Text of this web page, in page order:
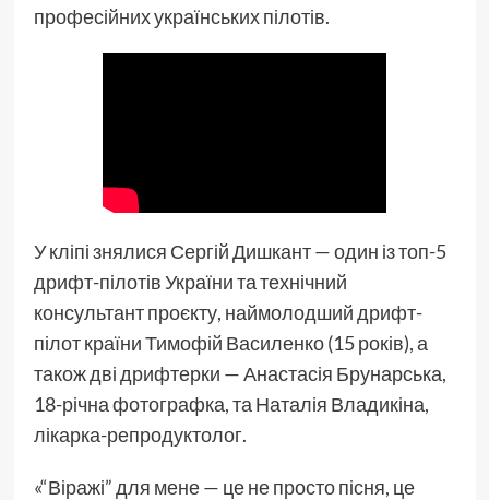
професійних українських пілотів.
У кліпі знялися Сергій Дишкант — один із топ-5
дрифт-пілотів України та технічний
консультант проєкту, наймолодший дрифт-
пілот країни Тимофій Василенко (15 років), а
також дві дрифтерки — Анастасія Брунарська,
18-річна фотографка, та Наталія Владикіна,
лікарка-репродуктолог.
«“Віражі” для мене — це не просто пісня, це